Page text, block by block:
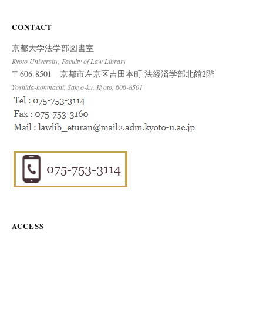
CONTACT
京都大学法学部図書室
Kyoto University, Faculty of Law Library
〒606-8501 京都市左京区吉田本町 法経済学部北館2階
Yoshida-honmachi, Sakyo-ku, Kyoto, 606-8501
ACCESS